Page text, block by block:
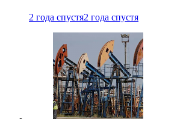
2 года спустя2 года спустя